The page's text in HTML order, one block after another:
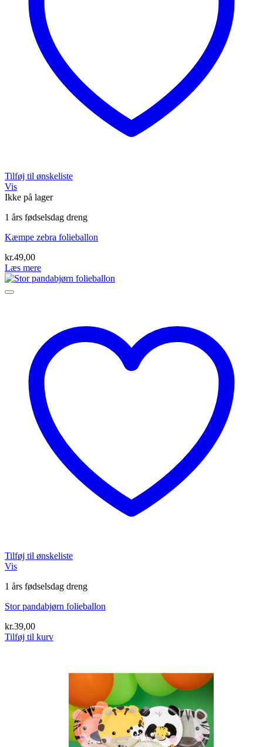
Tilføj til ønskeliste
Vis
Ikke på lager
1 års fødselsdag dreng
Kæmpe zebra folieballon
kr.49,00
Læs mere
Tilføj til ønskeliste
Vis
1 års fødselsdag dreng
Stor pandabjørn folieballon
kr.39,00
Tilføj til kurv